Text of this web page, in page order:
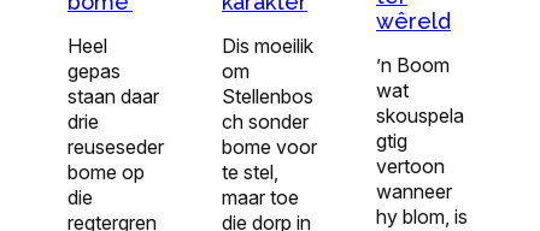
Heel
gepas
staan daar
drie
reuseseder
bome op
die
regtergren
Dis moeilik
om
Stellenbos
ch sonder
bome voor
te stel,
maar toe
die dorp in
wêreld
’n Boom
wat
skouspela
gtig
vertoon
wanneer
hy blom, is